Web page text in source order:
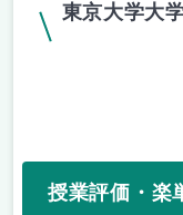
東京大学大
授業評価・楽